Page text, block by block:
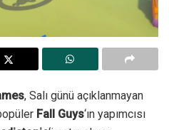
, Salı günü açıklanmayan
Fall Guys‘ın yapımcısı